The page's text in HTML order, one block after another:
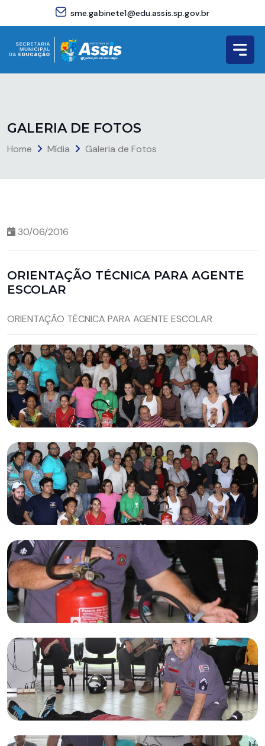
sme.gabinete1@edu.assis.sp.gov.br
GALERIA DE FOTOS
Home Mídia Galeria de Fotos
30/06/2016
ORIENTAÇÃO TÉCNICA PARA AGENTE
ESCOLAR
ORIENTAÇÃO TÉCNICA PARA AGENTE ESCOLAR